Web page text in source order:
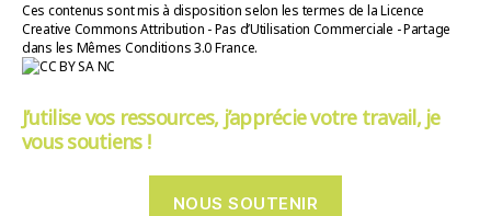
Ces contenus sont mis à disposition selon les termes de la Licence
Creative Commons Attribution - Pas d’Utilisation Commerciale - Partage
dans les Mêmes Conditions 3.0 France.
J’utilise vos ressources, j’apprécie votre travail, je
vous soutiens !
NOUS SOUTENIR